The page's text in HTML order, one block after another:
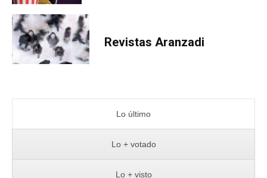
Revistas Aranzadi
Lo último
Lo + votado
Lo + visto